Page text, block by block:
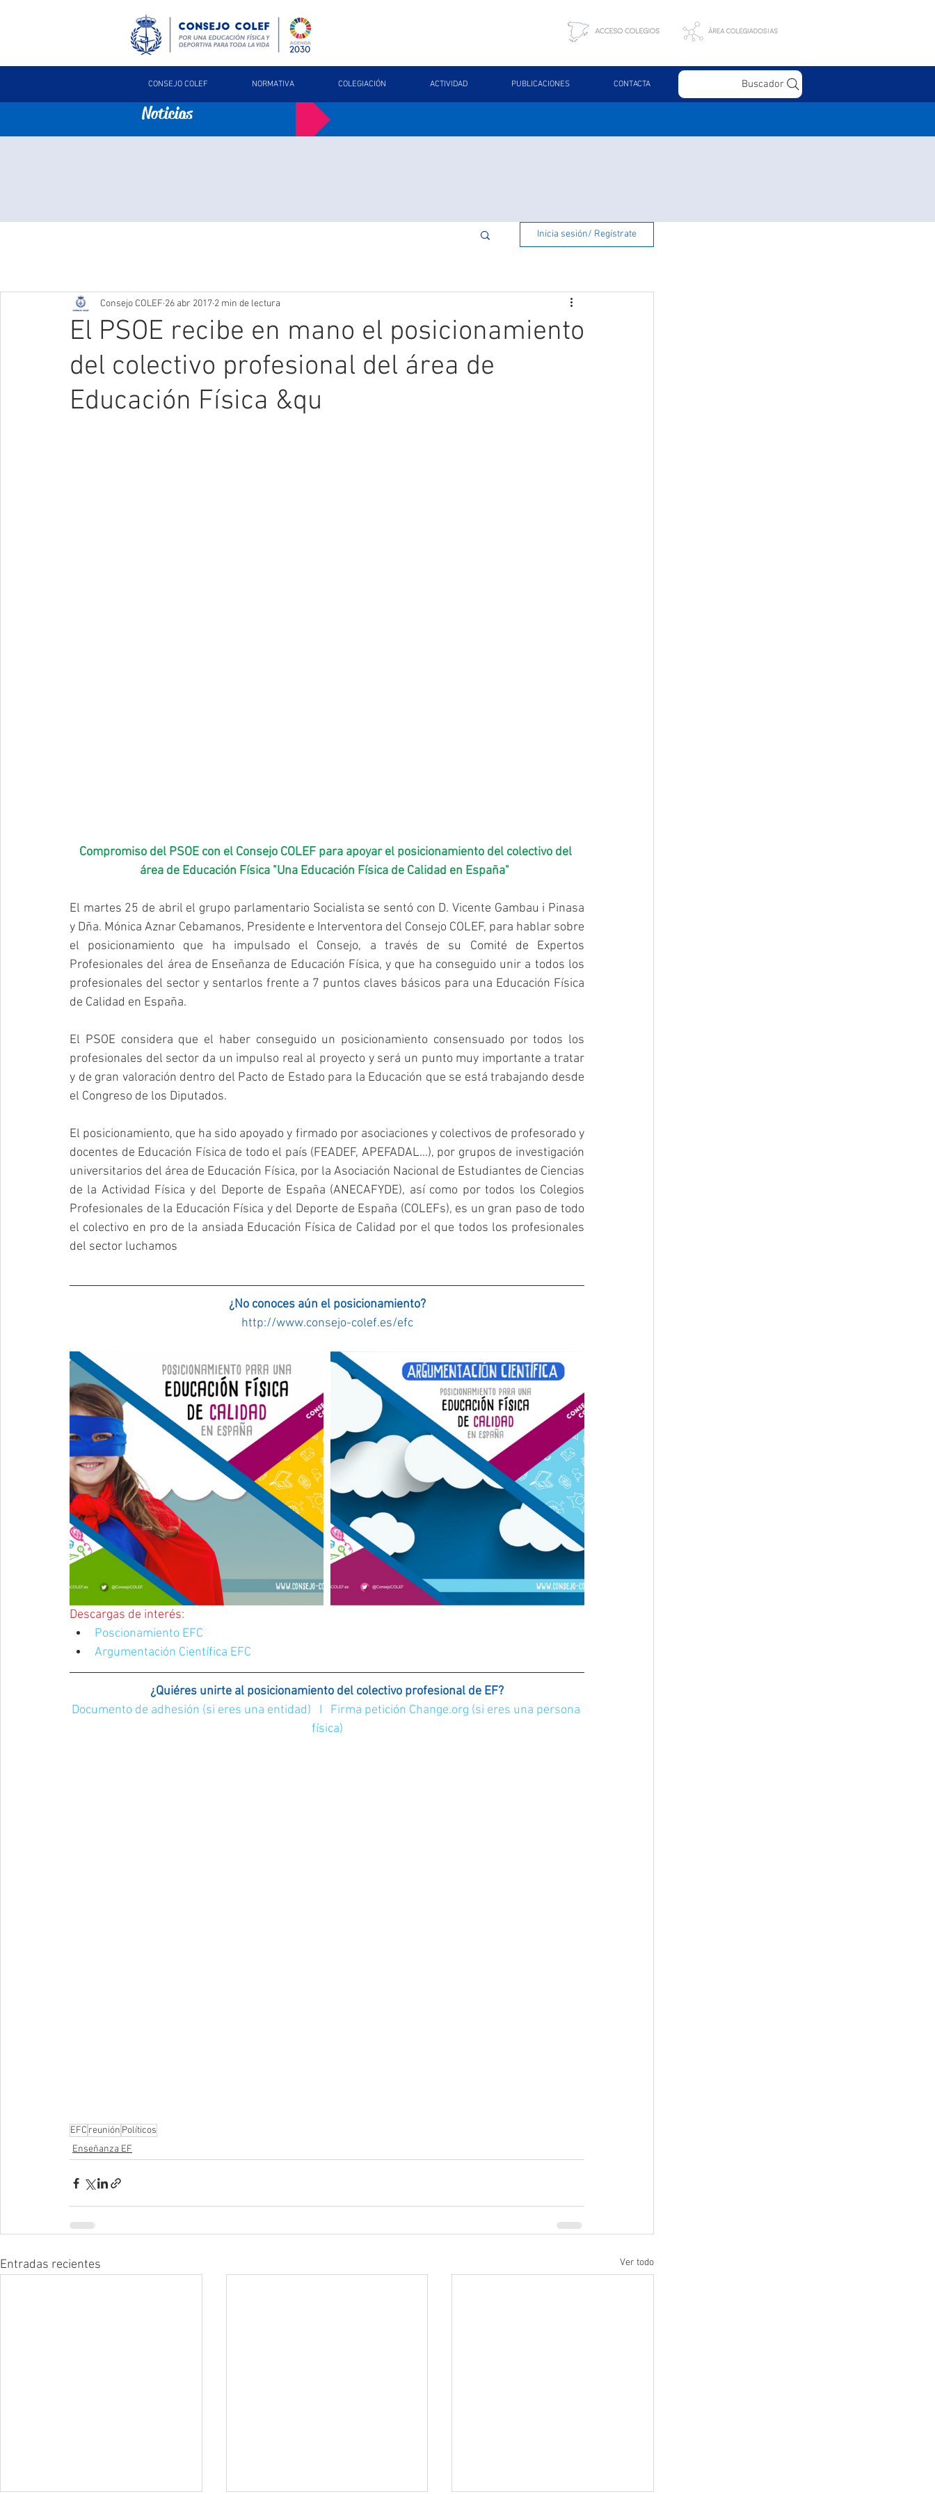
CONSEJO COLEF NORMATIVA COLEGIACIÓN ACTIVIDAD PUBLICACIONES CONTACTA Buscador
Noticias
Inicia sesión/ Regístrate
El PSOE recibe en mano el posicionamiento
del colectivo profesional del área de
Educación Física &qu
Consejo COLEF 26 abr 2017 2 min de lectura
Compromiso del PSOE con el Consejo COLEF para apoyar el posicionamiento del colectivo del
área de Educación Física "Una Educación Física de Calidad en España"
El martes 25 de abril el grupo parlamentario Socialista se sentó con D. Vicente Gambau i Pinasa
y Dña. Mónica Aznar Cebamanos, Presidente e Interventora del Consejo COLEF, para hablar sobre
el posicionamiento que ha impulsado el Consejo, a través de su Comité de Expertos
Profesionales del área de Enseñanza de Educación Física, y que ha conseguido unir a todos los
profesionales del sector y sentarlos frente a 7 puntos claves básicos para una Educación Física
de Calidad en España.
El PSOE considera que el haber conseguido un posicionamiento consensuado por todos los
profesionales del sector da un impulso real al proyecto y será un punto muy importante a tratar
y de gran valoración dentro del Pacto de Estado para la Educación que se está trabajando desde
el Congreso de los Diputados.
El posicionamiento, que ha sido apoyado y firmado por asociaciones y colectivos de profesorado y
docentes de Educación Física de todo el país (FEADEF, APEFADAL...), por grupos de investigación
universitarios del área de Educación Física, por la Asociación Nacional de Estudiantes de Ciencias
de la Actividad Física y del Deporte de España (ANECAFYDE), así como por todos los Colegios
Profesionales de la Educación Física y del Deporte de España (COLEFs), es un gran paso de todo
el colectivo en pro de la ansiada Educación Física de Calidad por el que todos los profesionales
del sector luchamos
   ¿No conoces aún el posicionamiento?
http://www.consejo-colef.es/efc
Descargas de interés:
Poscionamiento EFC
Argumentación Científica EFC
¿Quiéres unirte al posicionamiento del colectivo profesional de EF?
Documento de adhesión (si eres una entidad)   I Firma petición Change.org (si eres una persona
física)
EFC reunión Políticos
Enseñanza EF
Entradas recientes Ver todo